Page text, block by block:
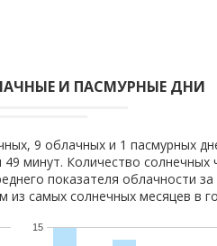
И ПАСМУРНЫЕ ДНИ
9 облачных и 1 пасмурных
минут. Количество солнечных
показателя облачности
из самых солнечных месяцев в
15